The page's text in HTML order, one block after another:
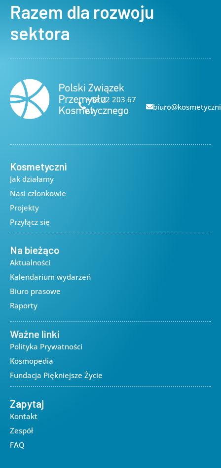
Razem dla rozwoju
sektora
+48 22 203 67
67
Kosmetyczni
Jak działamy
Nasi członkowie
Projekty
Przyłącz się
Na bieżąco
Aktualności
Kalendarium wydarzeń
Biuro prasowe
Raporty
Ważne linki
Polityka Prywatności
Kosmopedia
Fundacja Piękniejsze Życie
Zapytaj
Kontakt
Zespół
FAQ